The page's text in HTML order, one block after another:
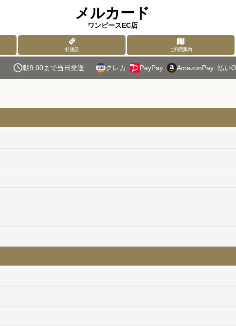
メルカード
ワンピースEC店
特価品 ご利用案内
朝9:00まで当日発送 クレカ PayPay AmazonPay 払い